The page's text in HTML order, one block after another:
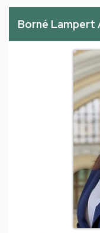
Borné Lampert